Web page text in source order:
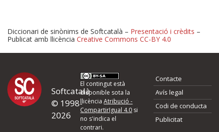
Proposeu-nos millores o
d'errors
Si heu trobat un error o voleu proposar alguna millora, ompliu els
quina és la millora que proposeu o l'error del qual voleu informar-
Diccionari de sinònims de Softcatalà – Presentació i crèdits –
Publicat amb llicència Creative Commons CC-BY 4.0
Softcatalà
© 1998-
2026
El contingut està
disponible sota la
llicènciaAtribució -
CompartirIgual 4.0 si
no s'indica el
contrari.
Contacte
Avís legal
Codi de conducta
Publicitat